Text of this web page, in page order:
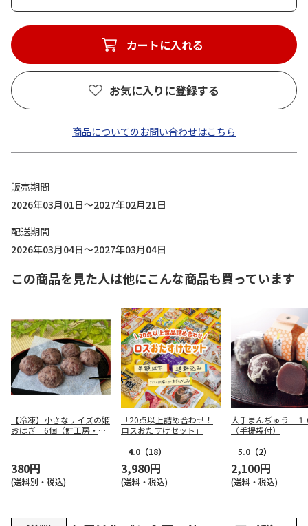
カートに入れる
お気に入りに登録する
商品についてのお問い合わせはこちら
販売期間
2026年03月01日～2027年02月21日
配送期間
2026年03月04日～2027年03月04日
この商品を見た人は他にこんな商品も買っています
【冷凍】小さなサイズの姫
おはぎ 6個（鮭工房・サ
380円
(送料別・税込)
「20点以上詰め合わせ！
ロスおたすけセット」
4.0 （18）
3,980円
(送料・税込)
大手まんぢゅう １
（手提袋付）
5.0 （2）
2,100円
(送料・税込)